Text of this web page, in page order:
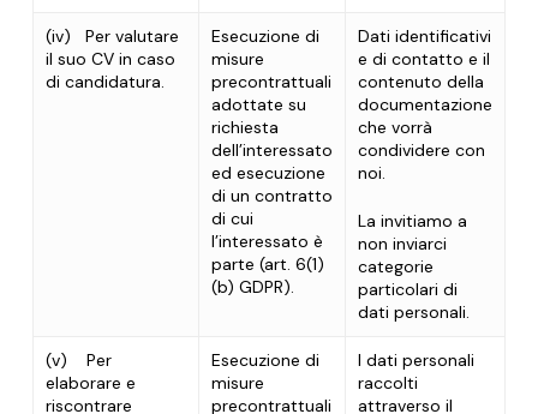
(iv) Per valutare
il suo CV in caso
di candidatura.
Esecuzione di
misure
precontrattuali
adottate su
richiesta
dell’interessato
ed esecuzione
di un contratto
di cui
l’interessato è
parte (art. 6(1)
(b) GDPR).
Dati identificativi
e di contatto e il
contenuto della
documentazione
che vorrà
condividere con
noi.
La invitiamo a
non inviarci
categorie
particolari di
dati personali.
(v) Per
elaborare e
riscontrare
Esecuzione di
misure
precontrattuali
I dati personali
raccolti
attraverso il